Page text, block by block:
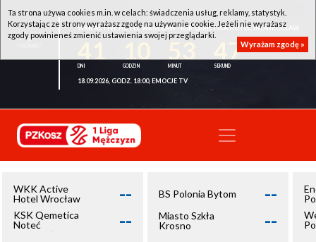
WKK ACTIVE HOTEL WROCŁAW - KSK QEMETICA NOTEĆ INOWROCŁAW
47
18.09.2026, GODZ. 18:00, EMOCJE TV
WKK Active
Hotel Wrocław
--
KSK Qemetica
Noteć
Inowrocław
--
BS Polonia Bytom --
Miasto Szkła
Krosno
--
Ta strona używa cookies m.in. w celach: świadczenia usług, reklamy, statystyk.
Korzystając ze strony wyrażasz zgodę na używanie cookie. Jeżeli nie wyrażasz
zgody powinieneś zmienić ustawienia swojej przeglądarki.
Wyrażam zgodę »